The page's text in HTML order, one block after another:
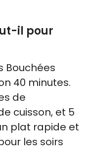
il pour
Bouchées
40 minutes.
de
cuisson, et 5
plat rapide et
les soirs